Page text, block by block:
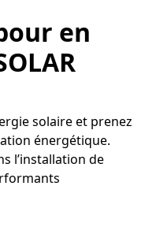
en
solaire et prenez
énergétique.
l’installation de